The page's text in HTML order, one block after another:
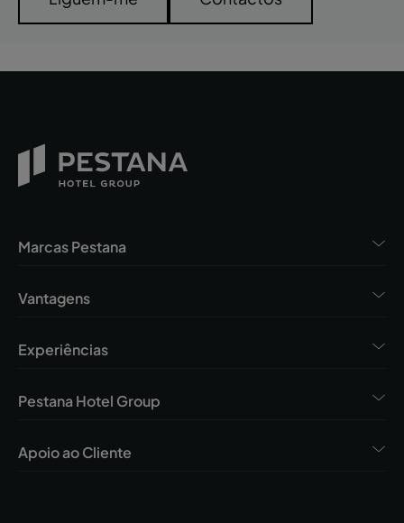
Marcas Pestana
Vantagens
Experiências
Pestana Hotel Group
Apoio ao Cliente